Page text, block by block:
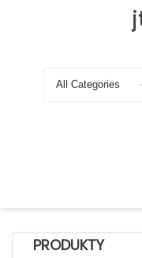
Search
PRODUKTY